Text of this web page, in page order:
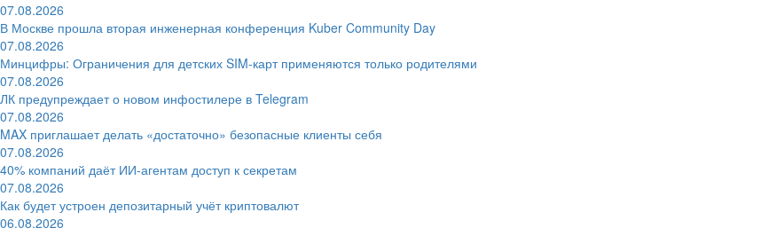
07.08.2026
В Москве прошла вторая инженерная конференция Kuber Community Day
07.08.2026
Минцифры: Ограничения для детских SIM-карт применяются только родителями
07.08.2026
ЛК предупреждает о новом инфостилере в Telegram
07.08.2026
MAX приглашает делать «достаточно» безопасные клиенты себя
07.08.2026
40% компаний даёт ИИ‑агентам доступ к секретам
07.08.2026
Как будет устроен депозитарный учёт криптовалют
06.08.2026